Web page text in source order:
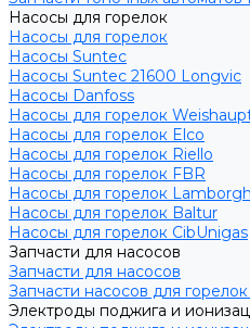
Насосы для горелок
Насосы для горелок
Насосы Suntec
Насосы Suntec 21600 Longvic
Насосы Danfoss
Насосы для горелок
Насосы для горелок Elco
Насосы для горелок Riello
Насосы для горелок FBR
Насосы для горелок
Насосы для горелок Baltur
Насосы для горелок CibUnigas
Запчасти для насосов
Запчасти для насосов
Запчасти насосов для
Электроды поджига и